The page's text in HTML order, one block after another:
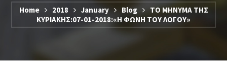
Home 2018 January Blog
ΤΟ ΜΗΝΥΜΑ ΤΗΣ
ΚΥΡΙΑΚΗΣ:07-01-2018:«Η ΦΩΝΗ ΤΟΥ ΛΟΓΟΥ»